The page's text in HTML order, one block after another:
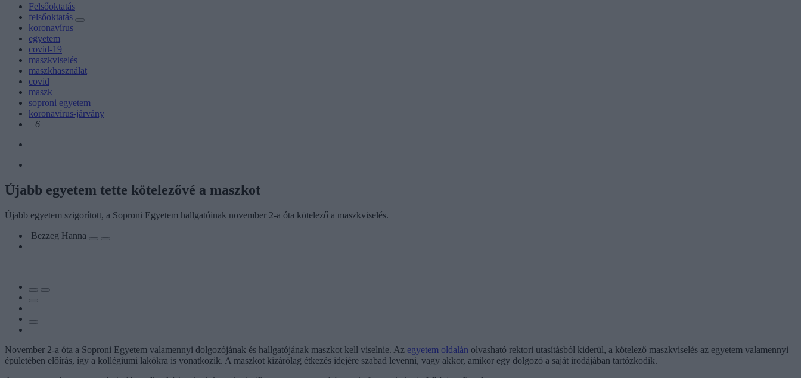
Felsőoktatás
felsőoktatás
koronavírus
egyetem
covid-19
maszkviselés
maszkhasználat
covid
maszk
soproni egyetem
koronavírus-járvány
+6
Újabb egyetem tette kötelezővé a maszkot
Újabb egyetem szigorított, a Soproni Egyetem hallgatóinak november 2-a óta kötelező a maszkviselés.
Bezzeg Hanna
November 2-a óta a Soproni Egyetem valamennyi dolgozójának és hallgatójának maszkot kell viselnie. Az egyetem oldalán olvasható rektori utasításból kiderül, a kötelező maszkviselés az egyetem valamennyi
épületében előírás, így a kollégiumi lakókra is vonatkozik. A maszkot kizárólag étkezés idejére szabad levenni, vagy akkor, amikor egy dolgozó a saját irodájában tartózkodik.